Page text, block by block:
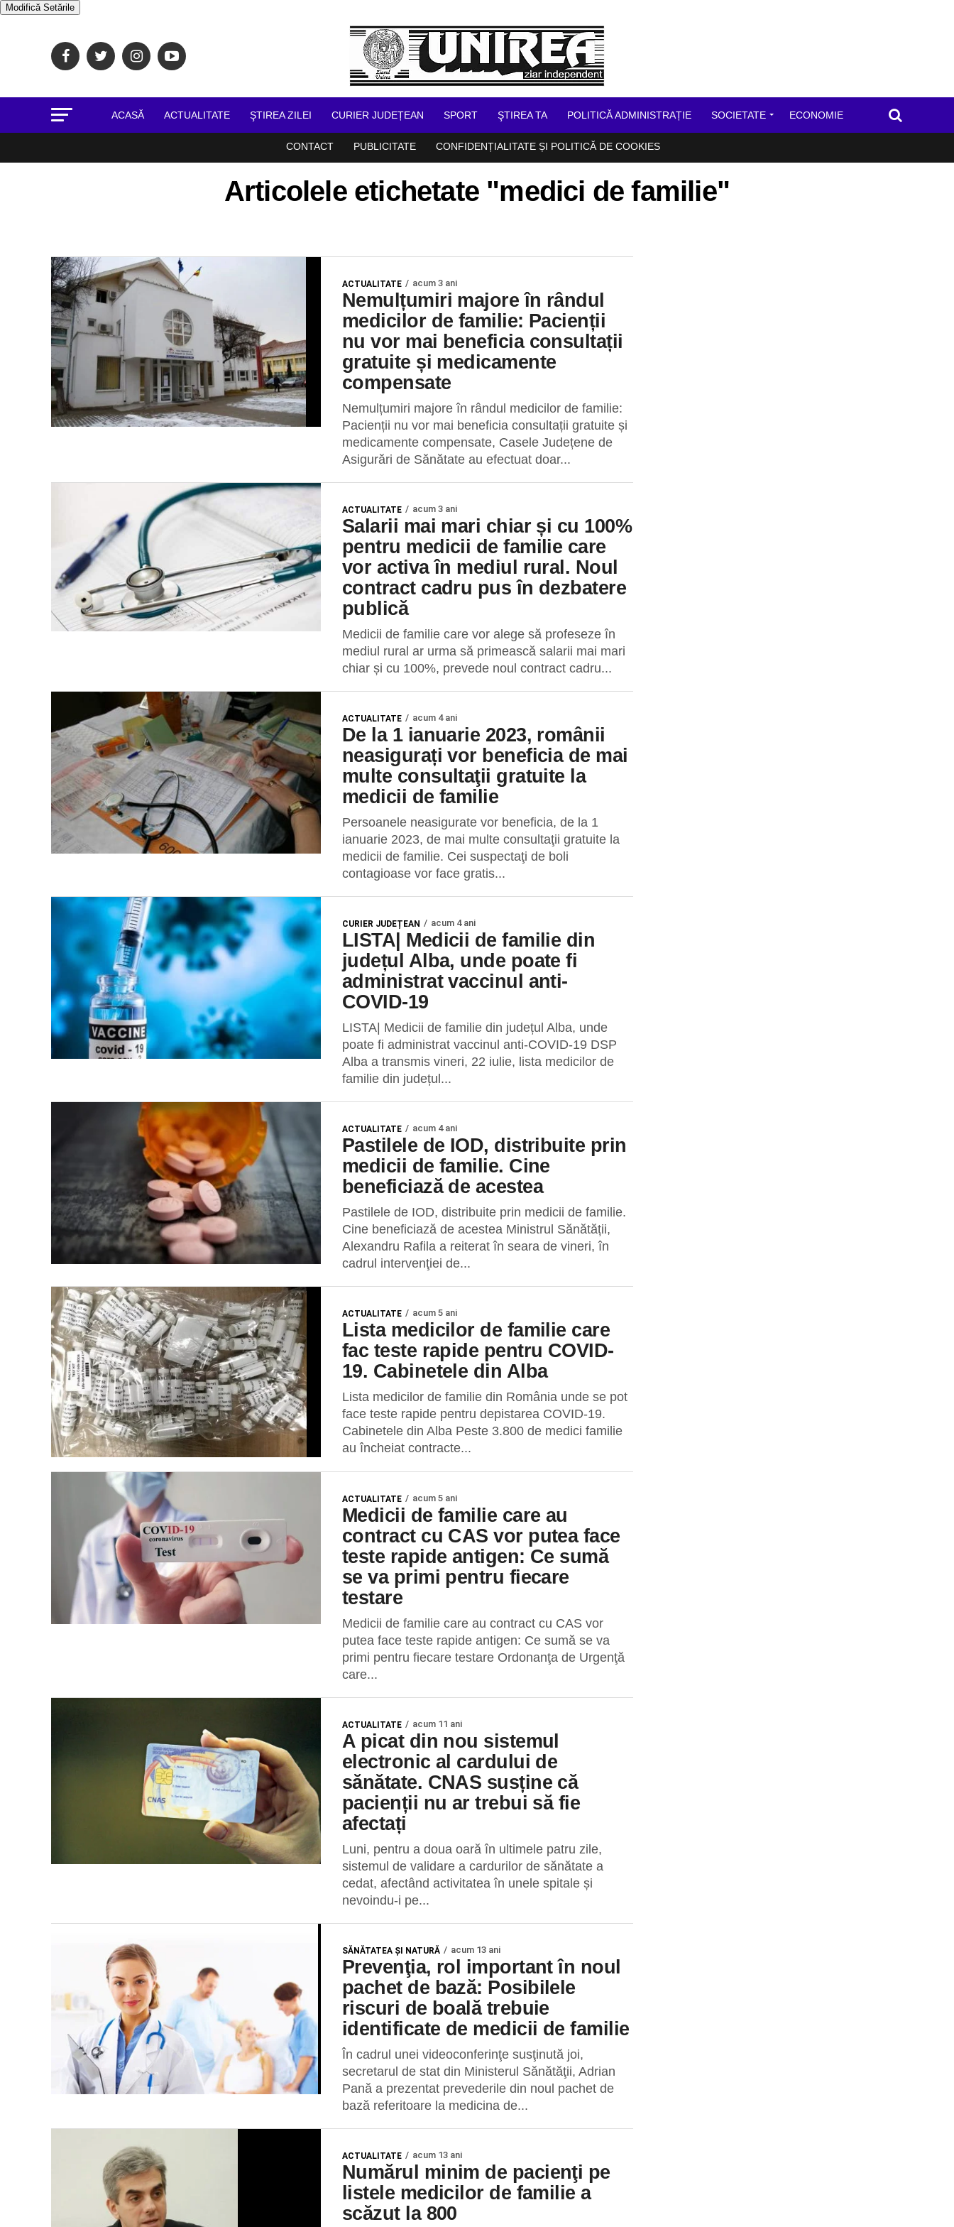
Modifică Setările
ACASĂ ACTUALITATE ŞTIREA ZILEI CURIER JUDEȚEAN SPORT ŞTIREA TA POLITICĂ ADMINISTRAȚIE SOCIETATE ECONOMIE
CONTACT PUBLICITATE CONFIDENȚIALITATE ȘI POLITICĂ DE COOKIES
Articolele etichetate "medici de familie"
ACTUALITATE acum 3 ani
Nemulțumiri majore în rândul
medicilor de familie: Pacienții
nu vor mai beneficia consultații
gratuite și medicamente
compensate
Nemulțumiri majore în rândul medicilor de familie:
Pacienții nu vor mai beneficia consultații gratuite și
medicamente compensate, Casele Județene de
Asigurări de Sănătate au efectuat doar...
ACTUALITATE acum 3 ani
Salarii mai mari chiar și cu 100%
pentru medicii de familie care
vor activa în mediul rural. Noul
contract cadru pus în dezbatere
publică
Medicii de familie care vor alege să profeseze în
mediul rural ar urma să primească salarii mai mari
chiar și cu 100%, prevede noul contract cadru...
ACTUALITATE acum 4 ani
De la 1 ianuarie 2023, românii
neasigurați vor beneficia de mai
multe consultaţii gratuite la
medicii de familie
Persoanele neasigurate vor beneficia, de la 1
ianuarie 2023, de mai multe consultaţii gratuite la
medicii de familie. Cei suspectaţi de boli
contagioase vor face gratis...
CURIER JUDEȚEAN acum 4 ani
LISTA| Medicii de familie din
județul Alba, unde poate fi
administrat vaccinul anti-
COVID-19
LISTA| Medicii de familie din județul Alba, unde
poate fi administrat vaccinul anti-COVID-19 DSP
Alba a transmis vineri, 22 iulie, lista medicilor de
familie din județul...
ACTUALITATE acum 4 ani
Pastilele de IOD, distribuite prin
medicii de familie. Cine
beneficiază de acestea
Pastilele de IOD, distribuite prin medicii de familie.
Cine beneficiază de acestea Ministrul Sănătății,
Alexandru Rafila a reiterat în seara de vineri, în
cadrul intervenţiei de...
ACTUALITATE acum 5 ani
Lista medicilor de familie care
fac teste rapide pentru COVID-
19. Cabinetele din Alba
Lista medicilor de familie din România unde se pot
face teste rapide pentru depistarea COVID-19.
Cabinetele din Alba Peste 3.800 de medici familie
au încheiat contracte...
ACTUALITATE acum 5 ani
Medicii de familie care au
contract cu CAS vor putea face
teste rapide antigen: Ce sumă
se va primi pentru fiecare
testare
Medicii de familie care au contract cu CAS vor
putea face teste rapide antigen: Ce sumă se va
primi pentru fiecare testare Ordonanţa de Urgenţă
care...
ACTUALITATE acum 11 ani
A picat din nou sistemul
electronic al cardului de
sănătate. CNAS susține că
pacienții nu ar trebui să fie
afectați
Luni, pentru a doua oară în ultimele patru zile,
sistemul de validare a cardurilor de sănătate a
cedat, afectând activitatea în unele spitale și
nevoindu-i pe...
SĂNĂTATEA ȘI NATURĂ acum 13 ani
Prevenţia, rol important în noul
pachet de bază: Posibilele
riscuri de boală trebuie
identificate de medicii de familie
În cadrul unei videoconferinţe susţinută joi,
secretarul de stat din Ministerul Sănătăţii, Adrian
Pană a prezentat prevederile din noul pachet de
bază referitoare la medicina de...
ACTUALITATE acum 13 ani
Numărul minim de pacienţi pe
listele medicilor de familie a
scăzut la 800